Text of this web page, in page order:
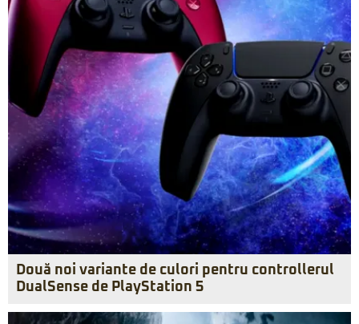
Două noi variante de culori pentru controllerul
DualSense de PlayStation 5